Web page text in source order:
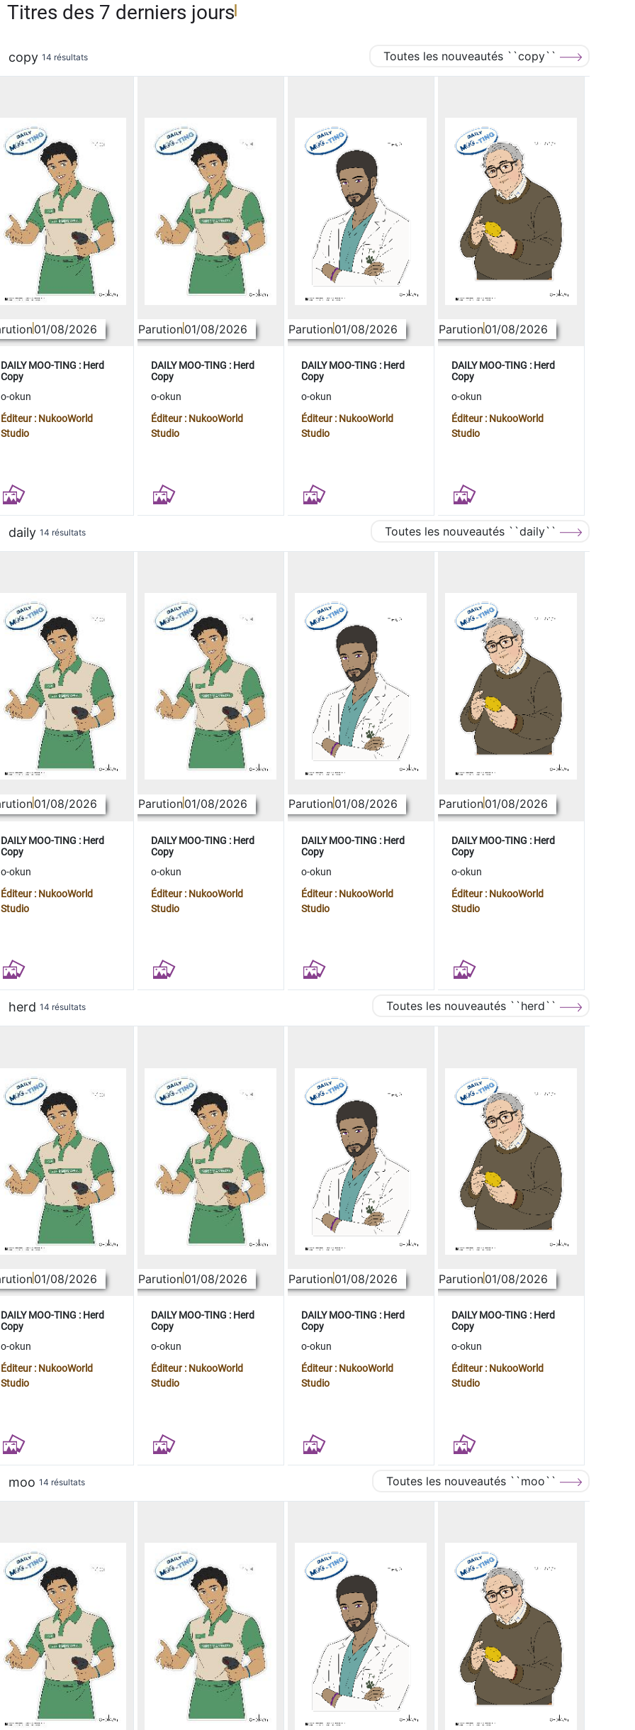
Titres des 7 derniers jours
copy 14 résultats Toutes les nouveautés ``copy``
01/08/2026
DAILY MOO-TING : Herd
Copy
o-okun
Éditeur : NukooWorld
Studio
Parution01/08/2026
DAILY MOO-TING : Herd
Copy
o-okun
Éditeur : NukooWorld
Studio
Parution01/08/2026
DAILY MOO-TING : Herd
Copy
o-okun
Éditeur : NukooWorld
Studio
Parution01/08/2026
DAILY MOO-TING : Herd
Copy
o-okun
Éditeur : NukooWorld
Studio
daily 14 résultats Toutes les nouveautés ``daily``
01/08/2026
DAILY MOO-TING : Herd
Copy
o-okun
Éditeur : NukooWorld
Studio
Parution01/08/2026
DAILY MOO-TING : Herd
Copy
o-okun
Éditeur : NukooWorld
Studio
Parution01/08/2026
DAILY MOO-TING : Herd
Copy
o-okun
Éditeur : NukooWorld
Studio
Parution01/08/2026
DAILY MOO-TING : Herd
Copy
o-okun
Éditeur : NukooWorld
Studio
herd 14 résultats Toutes les nouveautés ``herd``
01/08/2026
DAILY MOO-TING : Herd
Copy
o-okun
Éditeur : NukooWorld
Studio
Parution01/08/2026
DAILY MOO-TING : Herd
Copy
o-okun
Éditeur : NukooWorld
Studio
Parution01/08/2026
DAILY MOO-TING : Herd
Copy
o-okun
Éditeur : NukooWorld
Studio
Parution01/08/2026
DAILY MOO-TING : Herd
Copy
o-okun
Éditeur : NukooWorld
Studio
moo 14 résultats Toutes les nouveautés ``moo``